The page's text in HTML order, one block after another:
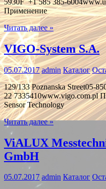
Применение
Читать далее »
VIGO-System S.A.
05.07.2017 admin Каталог
129/133 Poznanska Street05-
22 7335410www.vigo.com.pl
Sensor Technology
Читать далее »
ViALUX
GmbH
05.07.2017 admin Каталог